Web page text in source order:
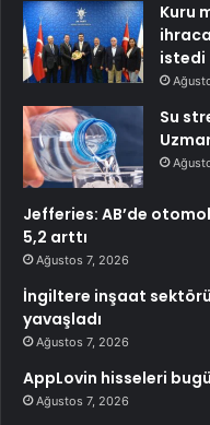
Kuru
istedi
Su
Jefferies: AB’de
5,2 arttı
Ağustos 7, 2026
İngiltere inşaat
yavaşladı
Ağustos 7, 2026
AppLovin hisseleri
Ağustos 7, 2026